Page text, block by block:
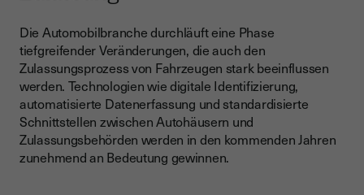
Die Automobilbranche durchläuft eine Phase
tiefgreifender Veränderungen, die auch den
Zulassungsprozess von Fahrzeugen stark beeinflussen
werden. Technologien wie digitale Identifizierung,
automatisierte Datenerfassung und standardisierte
Schnittstellen zwischen Autohäusern und
Zulassungsbehörden werden in den kommenden Jahren
zunehmend an Bedeutung gewinnen.